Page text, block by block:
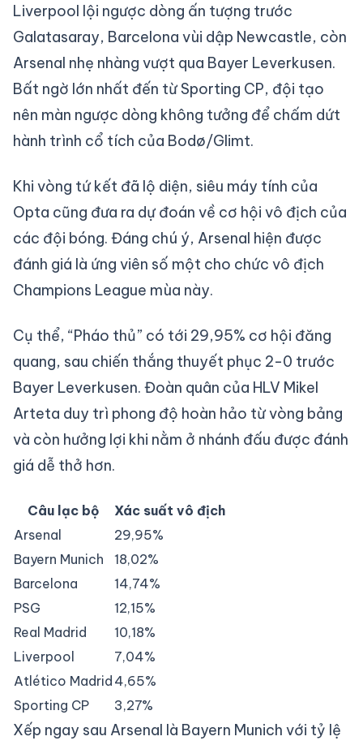
Liverpool lội ngược dòng ấn tượng trước
Galatasaray, Barcelona vùi dập Newcastle, còn
Arsenal nhẹ nhàng vượt qua Bayer Leverkusen.
Bất ngờ lớn nhất đến từ Sporting CP, đội tạo
nên màn ngược dòng không tưởng để chấm dứt
hành trình cổ tích của Bodø/Glimt.
Khi vòng tứ kết đã lộ diện, siêu máy tính của
Opta cũng đưa ra dự đoán về cơ hội vô địch của
các đội bóng. Đáng chú ý, Arsenal hiện được
đánh giá là ứng viên số một cho chức vô địch
Champions League mùa này.
Cụ thể, “Pháo thủ” có tới 29,95% cơ hội đăng
quang, sau chiến thắng thuyết phục 2-0 trước
Bayer Leverkusen. Đoàn quân của HLV Mikel
Arteta duy trì phong độ hoàn hảo từ vòng bảng
và còn hưởng lợi khi nằm ở nhánh đấu được đánh
giá dễ thở hơn.
Câu lạc bộ
Xác suất vô địch
Arsenal
29,95%
Bayern Munich
18,02%
Barcelona
14,74%
PSG
12,15%
Real Madrid
10,18%
Liverpool
7,04%
Atlético Madrid 4,65%
Sporting CP
3,27%
Xếp ngay sau Arsenal là Bayern Munich với tỷ lệ